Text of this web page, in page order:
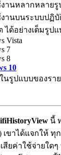
งานหลากหลาย
านบนระบบปฏิบั
ได้อย่างเต็มรูป
Vista
7
8
10
นรูปแบบของรา
นี้
เขาได้แจกให้
สียค่าใช้จ่ายใด